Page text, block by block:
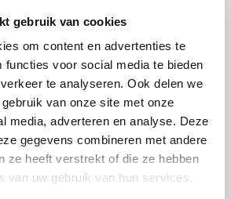
gebruik van cookies
om content en advertenties te
functies voor social media te bieden
te analyseren. Ook delen we
van onze site met onze
media, adverteren en analyse. Deze
gegevens combineren met andere
ze heeft verstrekt of die ze hebben
van uw gebruik van hun services.